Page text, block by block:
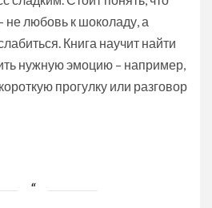
не любовь к шоколаду, а
Книга научит найти
нужную эмоцию – например,
прогулку или разговор